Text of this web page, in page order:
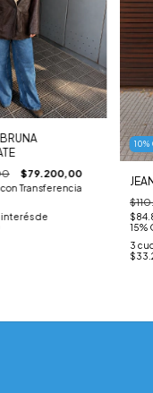
$79.200,00
con Transferencia
de
10%
15%
3